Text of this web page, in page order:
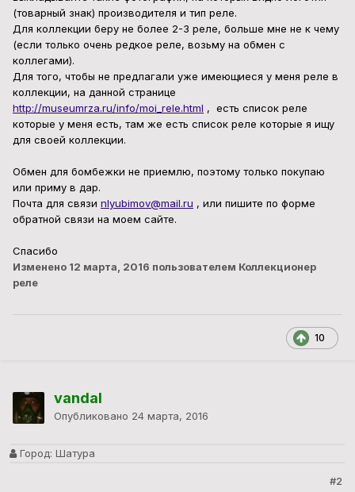
(товарный знак) производителя и тип реле.
Для коллекции беру не более 2-3 реле, больше мне не к чему
(если только очень редкое реле, возьму на обмен с
коллегами).
Для того, чтобы не предлагали уже имеющиеся у меня реле в
коллекции, на данной странице
http://museumrza.ru/info/moi_rele.html , есть список реле
которые у меня есть, там же есть список реле которые я ищу
для своей коллекции.
Обмен для бомбежки не приемлю, поэтому только покупаю
или приму в дар.
Почта для связи nlyubimov@mail.ru , или пишите по форме
обратной связи на моем сайте.
Спасибо
Изменено 12 марта, 2016 пользователем Коллекционер
реле
10
vandal
Опубликовано 24 марта, 2016
Город: Шатура
#2